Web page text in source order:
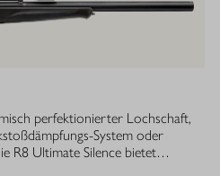
perfektionierter Lochschaft,
System oder
R8 Ultimate Silence bietet